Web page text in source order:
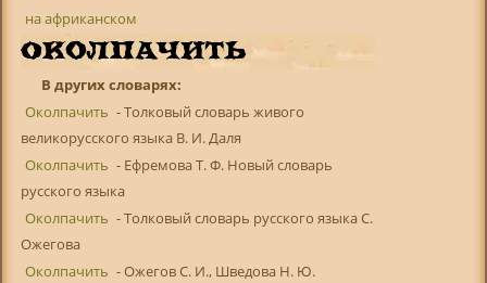
на африканском
В других словарях:
Околпачить - Толковый словарь живого
великорусского языка В. И. Даля
Околпачить - Ефремова Т. Ф. Новый словарь
русского языка
Околпачить - Толковый словарь русского языка С.
Ожегова
Околпачить - Ожегов С. И., Шведова Н. Ю.